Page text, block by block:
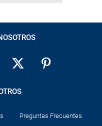
Preguntas Frecuentes